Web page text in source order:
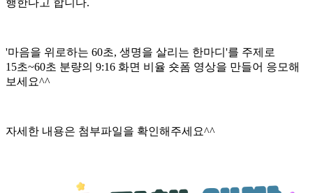
행한다고 합니다.
'마음을 위로하는 60초, 생명을 살리는 한마디'를 주제로
15초~60초 분량의 9:16 화면 비율 숏폼 영상을 만들어 응모해
보세요^^
자세한 내용은 첨부파일을 확인해주세요^^